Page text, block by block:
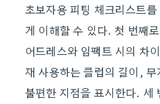
초보자용 피팅 체크리스트
게 이해할 수 있다. 첫 번째
어드레스와 임팩트 시의 차
재 사용하는 클럽의 길이,
불편한 지점을 표시한다. 세